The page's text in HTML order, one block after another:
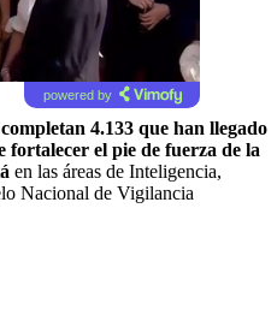
powered by
completan 4.133 que han llegado
fortalecer el pie de fuerza de la
en las áreas de Inteligencia,
Nacional de Vigilancia